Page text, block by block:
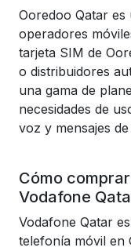
Ooredoo Qatar
operadores
tarjeta SIM de
o distribuidores
una gama de
necesidades de
voz y mensajes
Cómo
Vodafone
Vodafone Qatar
telefonía móvil en